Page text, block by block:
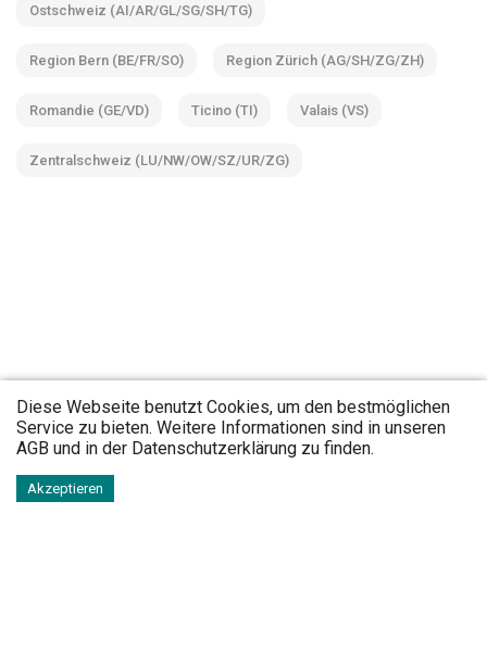
Ostschweiz (AI/AR/GL/SG/SH/TG)
Region Bern (BE/FR/SO) Region Zürich (AG/SH/ZG/ZH)
Romandie (GE/VD) Ticino (TI) Valais (VS)
Zentralschweiz (LU/NW/OW/SZ/UR/ZG)
Diese Webseite benutzt Cookies, um den bestmöglichen
Service zu bieten. Weitere Informationen sind in unseren
AGB und in der Datenschutzerklärung zu finden.
Akzeptieren